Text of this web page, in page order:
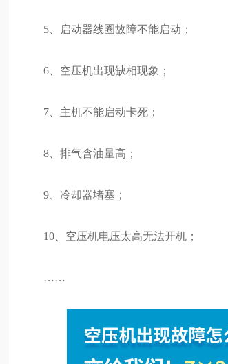
5、启动器线圈故障不能启动；
6、空压机出现缺相现象；
7、主机不能启动卡死；
8、排气含油量高；
9、冷却器堵塞；
10、空压机电压太高无法开机；
……